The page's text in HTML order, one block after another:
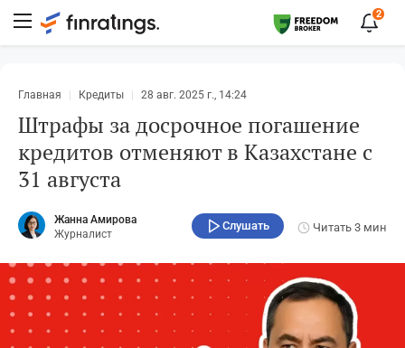
2
Главная Кредиты 28 авг. 2025 г., 14:24
Штрафы за досрочное погашение
кредитов отменяют в Kaзахстане с
31 августа
Жанна Амирова
Журналист
Слушать Читать 3 мин